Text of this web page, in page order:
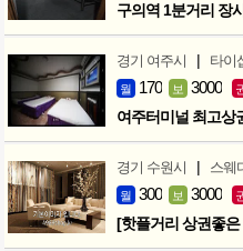
구의역 1분거리 장
경기 여주시 | 타이
월 170 보 3000
여주터미널 최고상
경기 수원시 | 스웨
월 300 보 3000
[핫플거리 상권좋